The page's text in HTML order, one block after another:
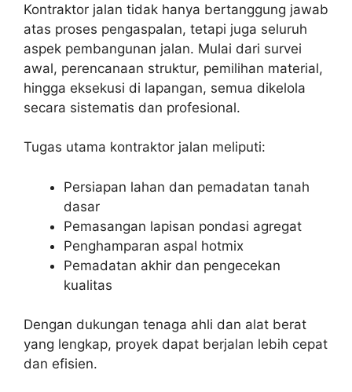
Kontraktor jalan tidak hanya bertanggung jawab
atas proses pengaspalan, tetapi juga seluruh
aspek pembangunan jalan. Mulai dari survei
awal, perencanaan struktur, pemilihan material,
hingga eksekusi di lapangan, semua dikelola
secara sistematis dan profesional.
Tugas utama kontraktor jalan meliputi:
Persiapan lahan dan pemadatan tanah
dasar
Pemasangan lapisan pondasi agregat
Penghamparan aspal hotmix
Pemadatan akhir dan pengecekan
kualitas
Dengan dukungan tenaga ahli dan alat berat
yang lengkap, proyek dapat berjalan lebih cepat
dan efisien.